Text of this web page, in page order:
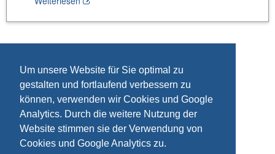
Um unsere Website für Sie optimal zu
gestalten und fortlaufend verbessern zu
können, verwenden wir Cookies und Google
Analytics. Durch die weitere Nutzung der
Website stimmen sie der Verwendung von
Cookies und Google Analytics zu.